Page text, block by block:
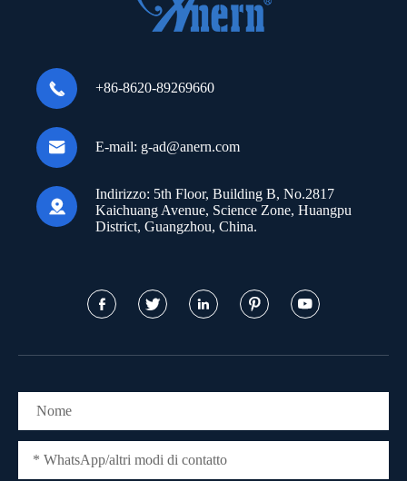
 +86-8620-89269660
 E-mail: g-ad@anern.com

Indirizzo: 5th Floor, Building B, No.2817
Kaichuang Avenue, Science Zone, Huangpu
District, Guangzhou, China.
    